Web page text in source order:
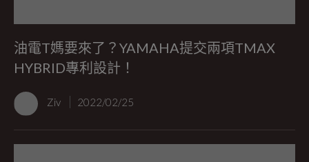
油電T媽要來了？YAMAHA提交兩項TMAX
HYBRID專利設計！
Ziv 2022/02/25